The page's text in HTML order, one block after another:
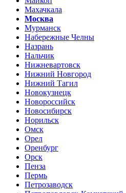
Махачкала
Москва
Мурманск
Набережные Челны
Назрань
Нальчик
Нижневартовск
Нижний Новгород
Нижний Тагил
Новокузнецк
Новороссийск
Новосибирск
Норильск
Омск
Орел
Оренбург
Орск
Пенза
Пермь
Петрозаводск